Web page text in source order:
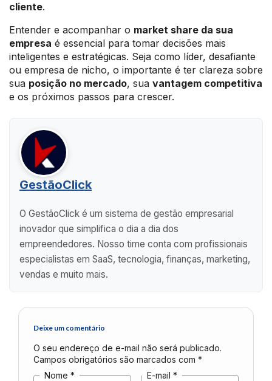
cliente.
Entender e acompanhar o market share da sua
empresa é essencial para tomar decisões mais
inteligentes e estratégicas. Seja como líder, desafiante
ou empresa de nicho, o importante é ter clareza sobre
sua posição no mercado, sua vantagem competitiva
e os próximos passos para crescer.
GestãoClick
O GestãoClick é um sistema de gestão empresarial
inovador que simplifica o dia a dia dos
empreendedores. Nosso time conta com profissionais
especialistas em SaaS, tecnologia, finanças, marketing,
vendas e muito mais.
Deixe um comentário
O seu endereço de e-mail não será publicado.
Campos obrigatórios são marcados com *
Nome * E-mail *